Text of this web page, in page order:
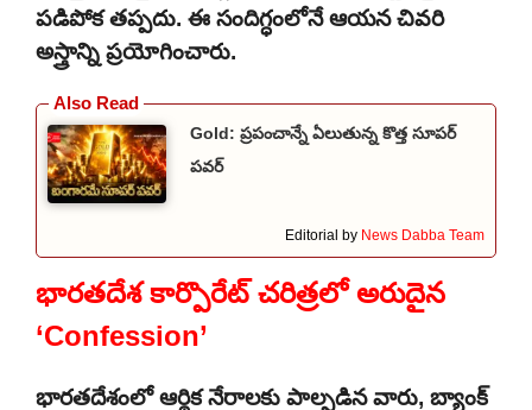
పడిపోక తప్పదు. ఈ సందిగ్ధంలోనే ఆయన చివరి
అస్త్రాన్ని ప్రయోగించారు.
Gold: ప్రపంచాన్నే ఏలుతున్న కొత్త సూపర్
పవర్
Editorial by News Dabba Team
భారతదేశ కార్పొరేట్ చరిత్రలో అరుదైన
‘Confession’
భారతదేశంలో ఆర్థిక నేరాలకు పాల్పడిన వారు, బ్యాంక్